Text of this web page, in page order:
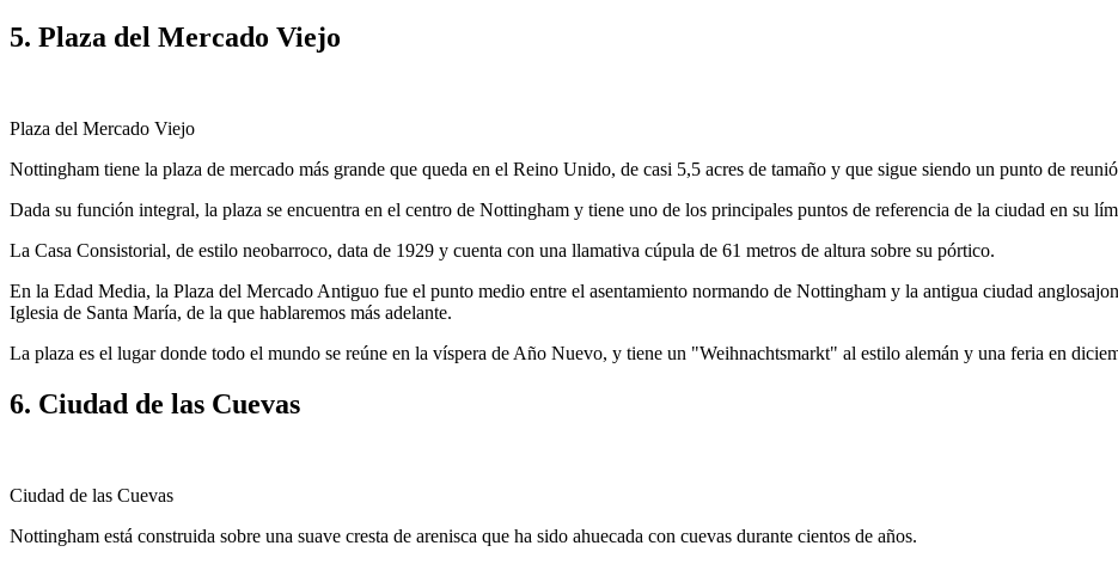
5. Plaza del Mercado Viejo
Plaza del Mercado Viejo
Nottingham tiene la plaza de mercado más grande que queda en el Reino Unido, de casi 5,5 acres de tamaño y que sigue siendo un punto de
Dada su función integral, la plaza se encuentra en el centro de Nottingham y tiene uno de los principales puntos de referencia de la ciudad en su
La Casa Consistorial, de estilo neobarroco, data de 1929 y cuenta con una llamativa cúpula de 61 metros de altura sobre su pórtico.
En la Edad Media, la Plaza del Mercado Antiguo fue el punto medio entre el asentamiento normando de Nottingham y la antigua ciudad
Iglesia de Santa María, de la que hablaremos más adelante.
La plaza es el lugar donde todo el mundo se reúne en la víspera de Año Nuevo, y tiene un "Weihnachtsmarkt" al estilo alemán y una feria en
6. Ciudad de las Cuevas
Ciudad de las Cuevas
Nottingham está construida sobre una suave cresta de arenisca que ha sido ahuecada con cuevas durante cientos de años.